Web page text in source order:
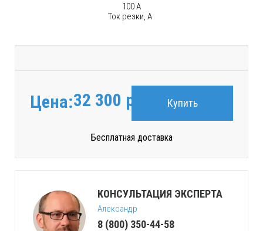
100 А
Ток резки, А
Цена:32 300 руб.
Бесплатная доставка
Купить
КОНСУЛЬТАЦИЯ ЭКСПЕРТА
Александр
8 (800) 350-44-58